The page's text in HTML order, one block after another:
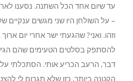
עד שיום אחד הכל השתנה. נסענו
– על השולחן היו שני מגשים ענקיים
וזהו. ואני? שהגעתי ישר אחרי יום
להסתפק בסלטים הטעימים שהם
דבר, הרעב הכריע אותי. הסתכלתי
הקטנה ביותר, כזו שלא תגרום לי